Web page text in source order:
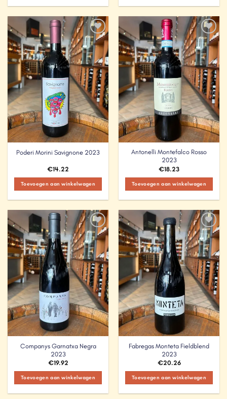
Add to
Wishlist
Poderi Morini Savignone 2023
€14.22
Toevoegen aan winkelwagen
Add to
Wishlist
Antonelli Montefalco Rosso
2023
€18.23
Toevoegen aan winkelwagen
Add to
Wishlist
Companys Garnatxa Negra
2023
€19.92
Toevoegen aan winkelwagen
Add to
Wishlist
Fabregas Monteta Fieldblend
2023
€20.26
Toevoegen aan winkelwagen